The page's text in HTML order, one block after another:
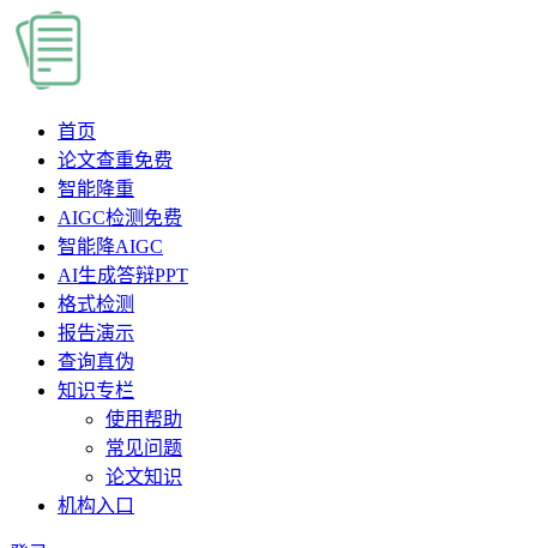
首页
论文查重免费
智能降重
AIGC检测 免费
智能降AIGC
AI生成答辩PPT
格式检测
报告演示
查询真伪
知识专栏
使用帮助
常见问题
论文知识
机构入口